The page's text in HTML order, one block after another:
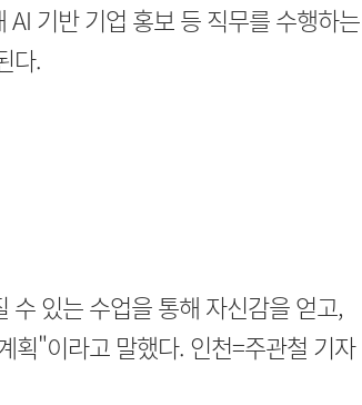
기반 기업 홍보 등 직무를 수행하는
다.
있는 수업을 통해 자신감을 얻고,
획"이라고 말했다. 인천=주관철 기자